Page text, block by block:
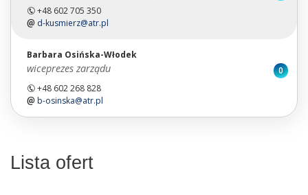
+48 602 705 350
d-kusmierz@atr.pl
Barbara Osińska-Włodek
wiceprezes zarządu
+48 602 268 828
b-osinska@atr.pl
0
Lista ofert